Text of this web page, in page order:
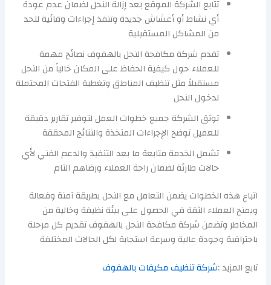
تتابع الشركة الموقع بعد إزالة النحل لضمان عدم عودة
أي نشاط أو أعشاش جديدة وتنفذ إجراءات وقائية للحد
من المشاكل المستقبلية
تقدم شركة مكافحة النحل بالهفوف نصائح مهمة
للعملاء حول كيفية الحفاظ على المكان خالياً من النحل
مستقبلاً مثل تنظيف المناطق وتغطية الفتحات المحتملة
لدخول النحل
توثق الشركة جميع خطوات العمل لتوفير تقارير دقيقة
للعميل توضح الإجراءات المتخذة والنتائج المحققة
تشمل الخدمة متابعة ما بعد التنفيذ والدعم الفني لأي
حالات طارئة لضمان راحة العملاء ورضاهم التام
اتباع هذه الخطوات يضمن التعامل مع النحل بطريقة آمنة وفعالة
ويمنح العملاء الثقة في الحصول على بيئة نظيفة وخالية من
المخاطر وتضمن شركة مكافحة النحل بالهفوف تقديم كل مرحلة
باحترافية وجودة عالية وسرعة استجابة لكل الحالات المختلفة
تابع المزيد :شركة تنظيف مكيفات بالهفوف